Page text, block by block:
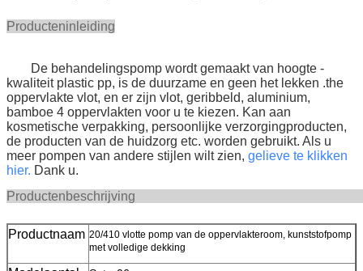
Producteninleiding
De behandelingspomp wordt gemaakt van hoogte -
kwaliteit plastic pp, is de duurzame en geen het lekken .the
oppervlakte vlot, en er zijn vlot, geribbeld, aluminium,
bamboe 4 oppervlakten voor u te kiezen. Kan aan
kosmetische verpakking, persoonlijke verzorgingproducten,
de producten van de huidzorg etc. worden gebruikt. Als u
meer pompen van andere stijlen wilt zien, gelieve te klikken
hier. Dank u.
Productnaam 20/410 vlotte pomp van de oppervlakteroom, kunststofpomp
met volledige dekking